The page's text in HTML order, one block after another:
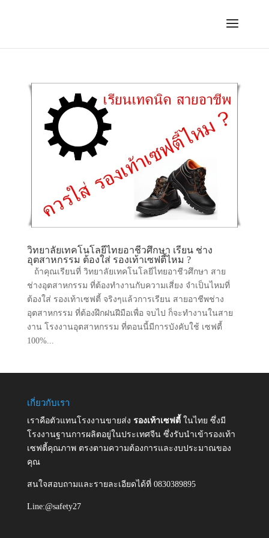
วิทยาลัยเทคโนโลยีไทยอาชีวศึกษา เรียน ช่าง
อุตสาหกรรม ต้องใส่ รองเท้าเซฟตี้ไหม ?
ถ้าคุณเรียนที่ วิทยาลัยเทคโนโลยีไทยอาชีวศึกษา สาย
ช่างอุตสาหกรรม ที่ต้องทำงานกับความเสี่ยง จำเป็นไหมที่
ต้องใส่ รองเท้าเซฟตี้ จริงๆแล้วการเรียน สายอาชีพช่าง
อุตสาหกรรม ที่ต้องฝึกฝนฝีมือเพื่อ จบไป ก็จะทำงานในสาย
งาน โรงงานอุตสาหกรรม ที่ตอนนี้มีการบังคับใช้ เซฟตี้
100%...
เกี่ยวกับเรา
เราคือตัวแทนโรงงานขายส่ง รองเท้าเซฟตี้ ในไทย ซึ่งมี
โรงงานฐานการผลิตอยู่ในประเทศจีน ซึ่งรับนำเข้ารองเท้า
เซฟตี้คุณภาพ ตรงตามความต้องการและงบประมาณของ
คุณ
สนใจสอบถามและรายละเอียดได้ที่ 0830389895
Line:@safety27